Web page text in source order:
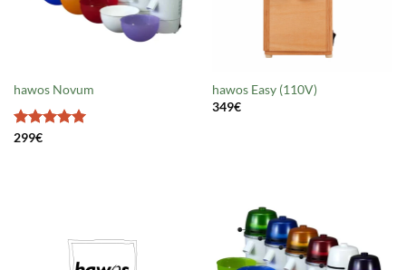
hawos Novum
Bewertet
299€
hawos Easy (110V)
349€